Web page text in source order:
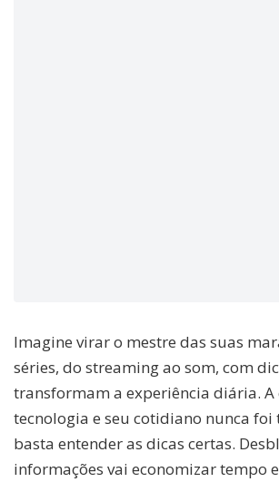
Imagine virar o mestre das suas
séries, do streaming ao som, com
transformam a experiência diária. A
tecnologia e seu cotidiano nunca
basta entender as dicas certas.
informações vai economizar tempo